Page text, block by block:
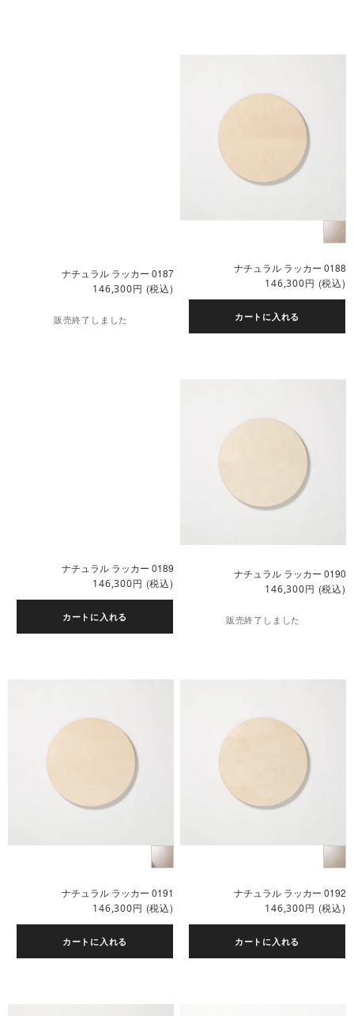
ナチュラル ラッカー 0187
146,300円 (税込)
販売終了しました
ナチュラル ラッカー 0188
146,300円 (税込)
カートに入れる
ナチュラル ラッカー 0189
146,300円 (税込)
カートに入れる
ナチュラル ラッカー 0190
146,300円 (税込)
販売終了しました
ナチュラル ラッカー 0191
146,300円 (税込)
カートに入れる
ナチュラル ラッカー 0192
146,300円 (税込)
カートに入れる